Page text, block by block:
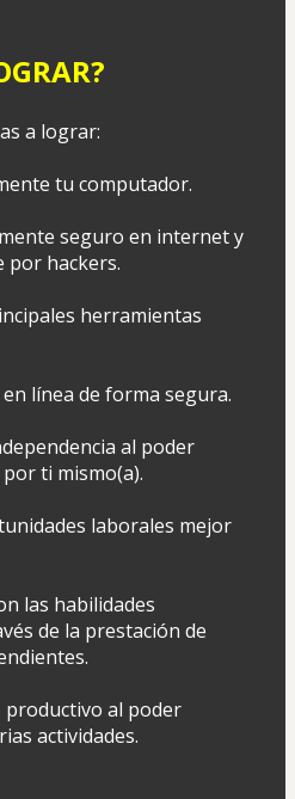
a lograr:
tu computador.
seguro en internet y
por hackers.
herramientas
línea de forma segura.
al poder
ti mismo(a).
laborales mejor
las habilidades
de la prestación de
productivo al poder
actividades.